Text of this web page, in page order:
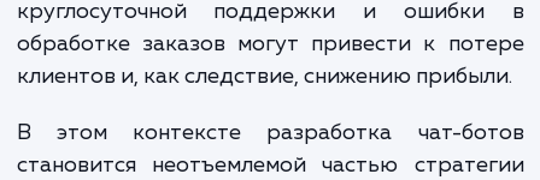
проблемой эффективной обработки
количества запросов от клиентов.
время ответа на запросы,
круглосуточной поддержки и
обработке заказов могут привести к